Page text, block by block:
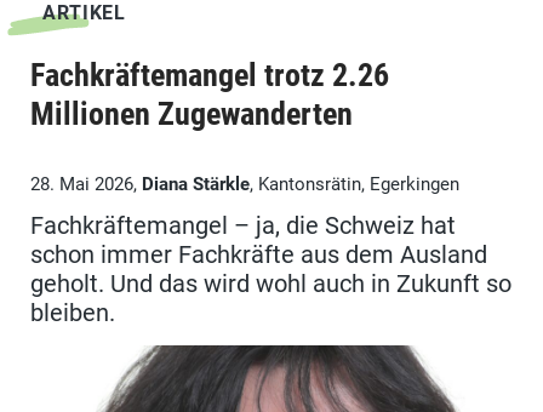
ARTIKEL
Fachkräftemangel trotz 2.26
Millionen Zugewanderten
28. Mai 2026, Diana Stärkle, Kantonsrätin, Egerkingen
Fachkräftemangel – ja, die Schweiz hat
schon immer Fachkräfte aus dem Ausland
geholt. Und das wird wohl auch in Zukunft so
bleiben.